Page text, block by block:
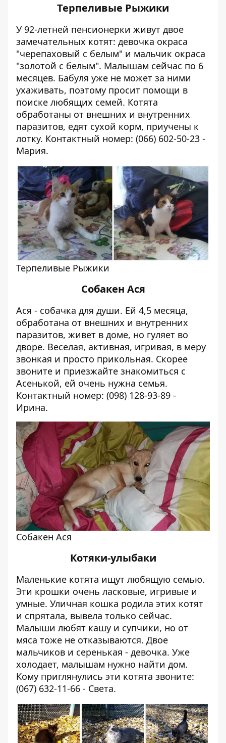
Терпеливые Рыжики
У 92-летней пенсионерки живут двое
замечательных котят: девочка окраса
"черепаховый с белым" и мальчик окраса
"золотой с белым". Малышам сейчас по 6
месяцев. Бабуля уже не может за ними
ухаживать, поэтому просит помощи в
поиске любящих семей. Котята
обработаны от внешних и внутренних
паразитов, едят сухой корм, приучены к
лотку. Контактный номер: (066) 602-50-23 -
Мария.
Терпеливые Рыжики
Собакен Ася
Ася - собачка для души. Ей 4,5 месяца,
обработана от внешних и внутренних
паразитов, живет в доме, но гуляет во
дворе. Веселая, активная, игривая, в меру
звонкая и просто прикольная. Скорее
звоните и приезжайте знакомиться с
Асенькой, ей очень нужна семья.
Контактный номер: (098) 128-93-89 -
Ирина.
Собакен Ася
Котяки-улыбаки
Маленькие котята ищут любящую семью.
Эти крошки очень ласковые, игривые и
умные. Уличная кошка родила этих котят
и спрятала, вывела только сейчас.
Малыши любят кашу и супчики, но от
мяса тоже не отказываются. Двое
мальчиков и серенькая - девочка. Уже
холодает, малышам нужно найти дом.
Кому приглянулись эти котята звоните:
(067) 632-11-66 - Света.